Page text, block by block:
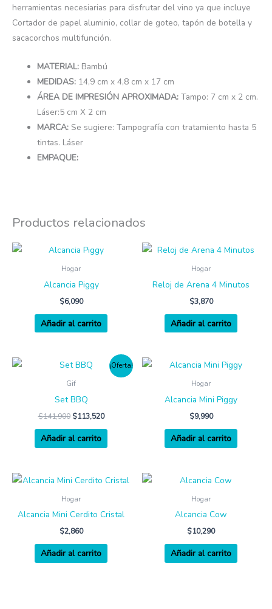
herramientas necesiarias para disfrutar del vino ya que incluye
Cortador de papel aluminio, collar de goteo, tapón de botella y
sacacorchos multifunción.
MATERIAL: Bambú
MEDIDAS: 14,9 cm x 4,8 cm x 17 cm
ÁREA DE IMPRESIÓN APROXIMADA:Tampo: 7 cm x 2 cm.
Láser:5 cm X 2 cm
MARCA: Se sugiere: Tampografía con tratamiento hasta 5
tintas. Láser
EMPAQUE:
Productos relacionados
Hogar
Alcancia Piggy
$6,090
Añadir al carrito
Hogar
Reloj de Arena 4 Minutos
$3,870
Añadir al carrito
¡Oferta!
Gif
Set BBQ
$141,900 $113,520
Añadir al carrito
Hogar
Alcancia Mini Piggy
$9,990
Añadir al carrito
Hogar
Alcancia Mini Cerdito Cristal
$2,860
Añadir al carrito
Hogar
Alcancia Cow
$10,290
Añadir al carrito